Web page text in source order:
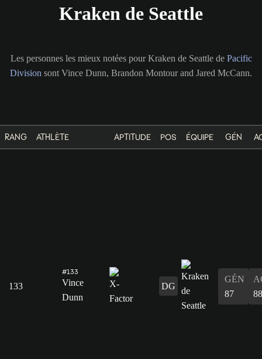
Kraken de Seattle
Les personnes les mieux notées pour Kraken de Seattle de Pacific
Division sont Vince Dunn, Brandon Montour and Jared McCann.
RANG ATHLÈTE APTITUDE POS ÉQUIPE GÉN
133
#133
Vince
Dunn
DG
GÉN
87
88